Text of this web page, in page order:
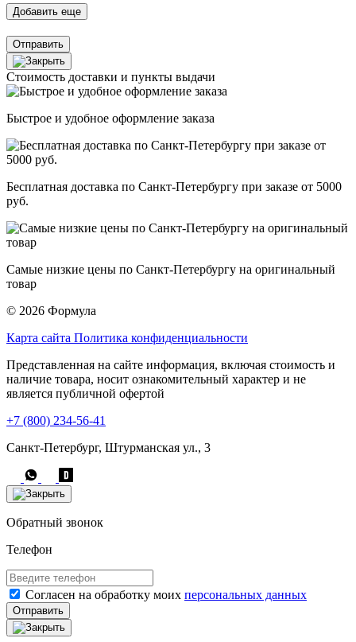
Отправить
Стоимость доставки и пункты выдачи
Быстрое и удобное оформление заказа
Бесплатная доставка по Санкт-Петербургу при заказе от 5000
руб.
Самые низкие цены по Санкт-Петербургу на оригинальный
товар
© 2026 Формула
Карта сайта Политика конфиденциальности
Представленная на сайте информация, включая стоимость и
наличие товара, носит ознакомительный характер и не
является публичной офертой
+7 (800) 234-56-41
Санкт-Петербург, Штурманская ул., 3
Обратный звонок
Телефон
Согласен на обработку моих персональных данных
Отправить